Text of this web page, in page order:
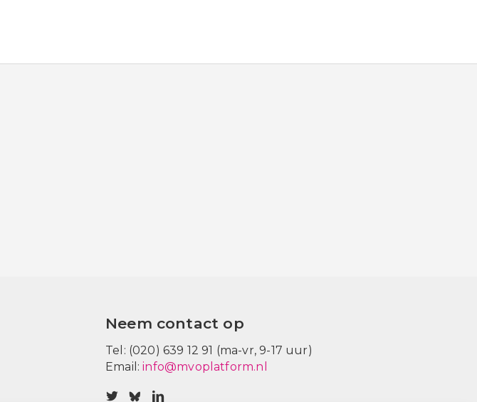
Neem contact op
Tel: (020) 639 12 91 (ma-vr, 9-17 uur)
Email:info@mvoplatform.nl
V V